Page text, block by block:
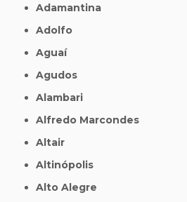
Adamantina
Adolfo
Aguaí
Agudos
Alambari
Alfredo Marcondes
Altair
Altinópolis
Alto Alegre